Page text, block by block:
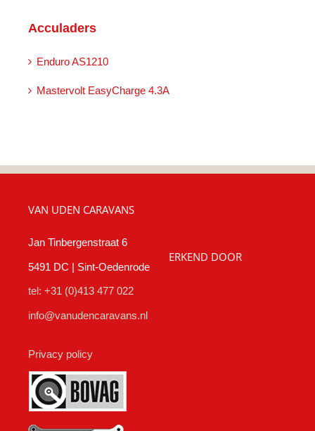
Acculaders
Enduro AS1210
Mastervolt EasyCharge 4.3A
VAN UDEN CARAVANS
Jan Tinbergenstraat 6
5491 DC | Sint-Oedenrode
tel: +31 (0)413 477 022
info@vanudencaravans.nl
Privacy policy
ERKEND DOOR